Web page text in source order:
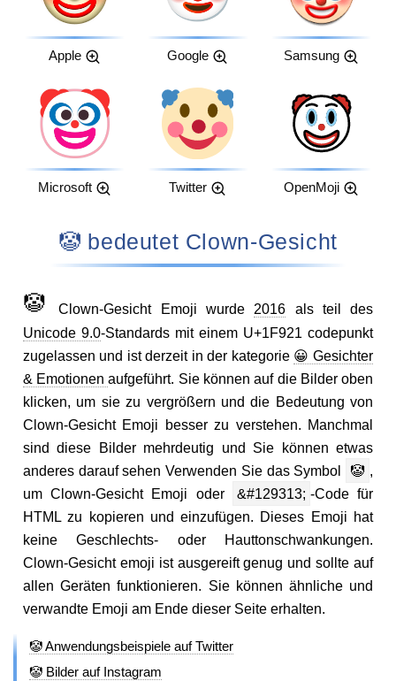
Apple Google Samsung
Microsoft Twitter OpenMoji
🤡 bedeutet Clown-Gesicht
🤡 Clown-Gesicht Emoji wurde 2016 als teil des
Unicode 9.0-Standards mit einem U+1F921 codepunkt
zugelassen und ist derzeit in der kategorie 😀 Gesichter
& Emotionenaufgeführt. Sie können auf die Bilder oben
klicken, um sie zu vergrößern und die Bedeutung von
Clown-Gesicht Emoji besser zu verstehen. Manchmal
sind diese Bilder mehrdeutig und Sie können etwas
anderes darauf sehen Verwenden Sie das Symbol
🤡 ,
um Clown-Gesicht Emoji oder
&#129313; -Code für
HTML zu kopieren und einzufügen. Dieses Emoji hat
keine Geschlechts- oder Hauttonschwankungen.
Clown-Gesicht emoji ist ausgereift genug und sollte auf
allen Geräten funktionieren. Sie können ähnliche und
verwandte Emoji am Ende dieser Seite erhalten.
🤡 Anwendungsbeispiele auf Twitter
🤡 Bilder auf Instagram